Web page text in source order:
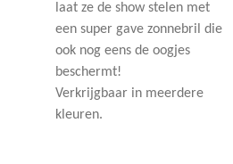
laat ze de show stelen met
een super gave zonnebril die
ook nog eens de oogjes
beschermt!
Verkrijgbaar in meerdere
kleuren.